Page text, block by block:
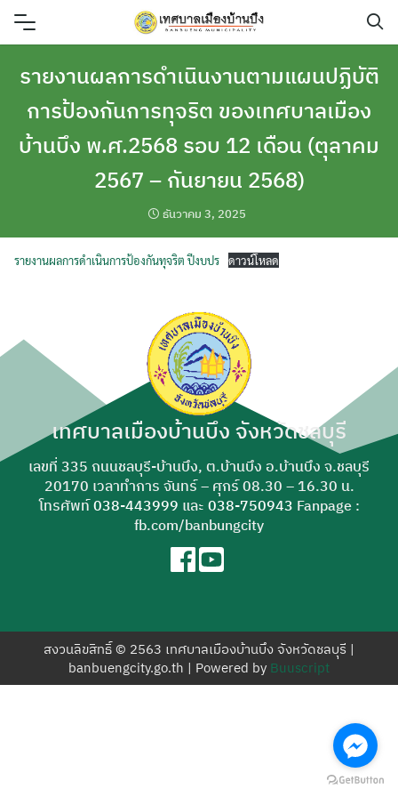
Skip
ค้นหา
สำหรับ:
รายงานผลการดำเนินงานตามแผนปฏิบัติ
การป้องกันการทุจริต ของเทศบาลเมือง
บ้านบึง พ.ศ.2568 รอบ 12 เดือน (ตุลาคม
2567 – กันยายน 2568)
ธันวาคม 3, 2025
รายงานผลการดำเนินการป้องกันทุจริต ปีงบปร ดาวน์โหลด
เทศบาลเมืองบ้านบึง จังหวัดชลบุรี
เลขที่ 335 ถนนชลบุรี-บ้านบึง, ต.บ้านบึง อ.บ้านบึง จ.ชลบุรี
20170 เวลาทำการ จันทร์ – ศุกร์ 08.30 – 16.30 น.
โทรศัพท์038-443999 และ 038-750943 Fanpage :
fb.com/banbungcity
สงวนลิขสิทธิ์ © 2563 เทศบาลเมืองบ้านบึง จังหวัดชลบุรี |
banbuengcity.go.th | Powered by Buuscript